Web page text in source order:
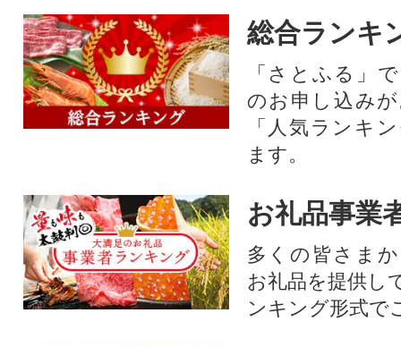
総合ランキ
「さとふる」
のお申し込み
「人気ランキ
ます。
お礼品事業
多くの皆さま
お礼品を提供し
ンキング形式で